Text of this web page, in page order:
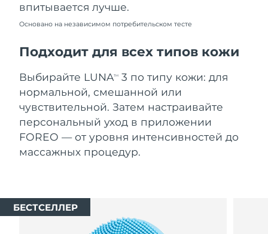
впитывается лучше.
Основано на независимом потребительском тесте
Подходит для всех типов кожи
Выбирайте LUNATM
3 по типу кожи: для
нормальной, смешанной или
чувствительной. Затем настраивайте
персональный уход в приложении
FOREO — от уровня интенсивностей до
массажных процедур.
БЕСТСЕЛЛЕР
Великобритания
Соединенные
Штаты
Ожидаемая дата доставки
Узбекистан
Ожидаемая дата доставки
Вьетнам
Ожидаемая дата доставки
8/16/26